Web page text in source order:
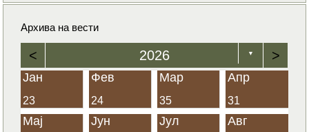
Архива на вести
< 2026 ▼ >
Јан
23
Фев
24
Мар
35
Апр
31
Мај Јун Јул Авг